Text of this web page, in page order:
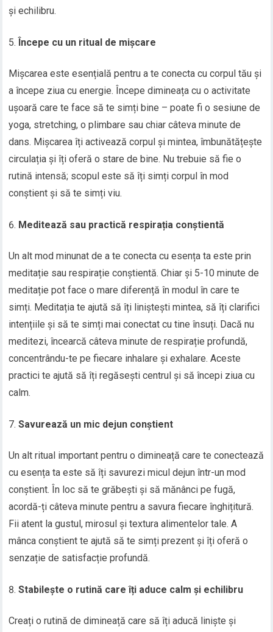
și echilibru.
Începe cu un ritual de mișcare
Mișcarea este esențială pentru a te conecta cu corpul tău și
a începe ziua cu energie. Începe dimineața cu o activitate
ușoară care te face să te simți bine – poate fi o sesiune de
yoga, stretching, o plimbare sau chiar câteva minute de
dans. Mișcarea îți activează corpul și mintea, îmbunătățește
circulația și îți oferă o stare de bine. Nu trebuie să fie o
rutină intensă; scopul este să îți simți corpul în mod
conștient și să te simți viu.
Meditează sau practică respirația conștientă
Un alt mod minunat de a te conecta cu esența ta este prin
meditație sau respirație conștientă. Chiar și 5-10 minute de
meditație pot face o mare diferență în modul în care te
simți. Meditația te ajută să îți liniștești mintea, să îți clarifici
intențiile și să te simți mai conectat cu tine însuți. Dacă nu
meditezi, încearcă câteva minute de respirație profundă,
concentrându-te pe fiecare inhalare și exhalare. Aceste
practici te ajută să îți regăsești centrul și să începi ziua cu
calm.
Savurează un mic dejun conștient
Un alt ritual important pentru o dimineață care te conectează
cu esența ta este să îți savurezi micul dejun într-un mod
conștient. În loc să te grăbești și să mănânci pe fugă,
acordă-ți câteva minute pentru a savura fiecare înghițitură.
Fii atent la gustul, mirosul și textura alimentelor tale. A
mânca conștient te ajută să te simți prezent și îți oferă o
senzație de satisfacție profundă.
Stabilește o rutină care îți aduce calm și echilibru
Creați o rutină de dimineață care să îți aducă liniște și